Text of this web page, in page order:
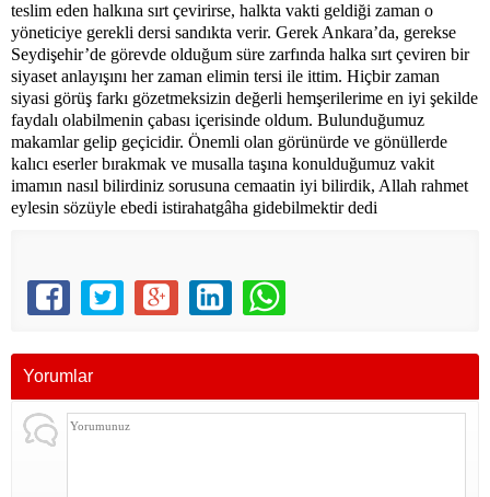
teslim eden halkına sırt çevirirse, halkta vakti geldiği zaman o
yöneticiye gerekli dersi sandıkta verir. Gerek Ankara’da, gerekse
Seydişehir’de görevde olduğum süre zarfında halka sırt çeviren bir
siyaset anlayışını her zaman elimin tersi ile ittim. Hiçbir zaman
siyasi görüş farkı gözetmeksizin değerli hemşerilerime en iyi şekilde
faydalı olabilmenin çabası içerisinde oldum. Bulunduğumuz
makamlar gelip geçicidir. Önemli olan görünürde ve gönüllerde
kalıcı eserler bırakmak ve musalla taşına konulduğumuz vakit
imamın nasıl bilirdiniz sorusuna cemaatin iyi bilirdik, Allah rahmet
eylesin sözüyle ebedi istirahatgâha gidebilmektir dedi
Yorumlar